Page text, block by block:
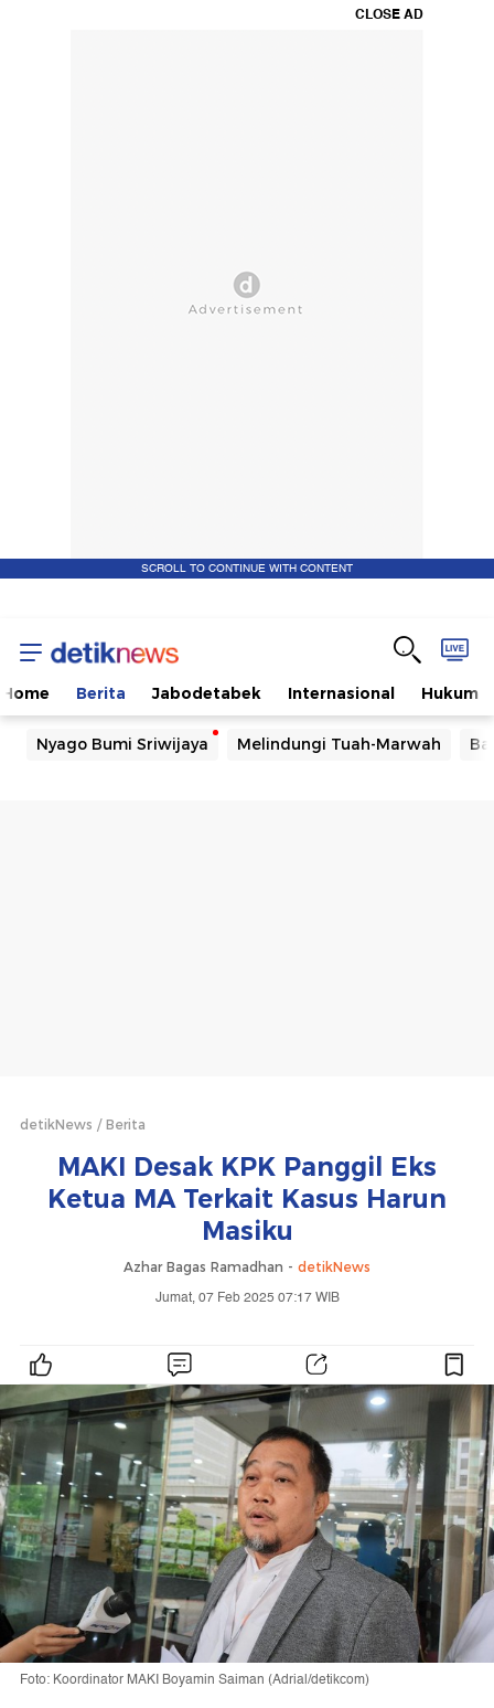
CLOSE AD
SCROLL TO CONTINUE WITH CONTENT
Home Berita Jabodetabek Internasional Hukum
Nyago Bumi Sriwijaya Melindungi Tuah-Marwah
detikNews Berita
MAKI Desak KPK Panggil Eks
Ketua MA Terkait Kasus Harun
Masiku
Azhar Bagas Ramadhan - detikNews
Jumat, 07 Feb 2025 07:17 WIB
Foto: Koordinator MAKI Boyamin Saiman (Adrial/detikcom)